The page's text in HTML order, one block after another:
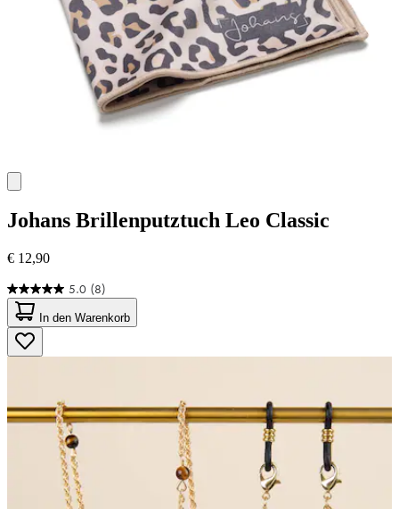
Johans Brillenputztuch Leo Classic
€ 12,90
5.0 (8)
5.0
von
5
Sternen.
8
In den Warenkorb